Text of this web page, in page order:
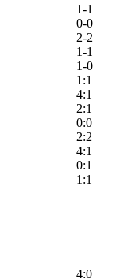
1-1
0-0
2-2
1-1
1-0
1:1
4:1
2:1
0:0
2:2
4:1
0:1
1:1
4:0